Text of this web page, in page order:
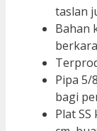
taslan
Bahan
Pipa 5/
bagi
Plat